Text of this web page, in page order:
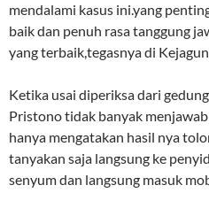
mendalami kasus ini.yang
baik dan penuh rasa tanggung
yang terbaik,tegasnya di
Ketika usai diperiksa dari
Pristono tidak banyak
hanya mengatakan hasil nya
tanyakan saja langsung ke
senyum dan langsung masuk